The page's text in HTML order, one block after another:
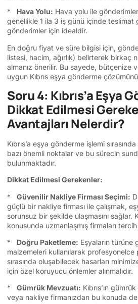
* Hava Yolu: Hava yolu ile
genellikle 1 ila 3 iş günü içinde teslimat
gönderimler için idealdir.
En doğru fiyat ve süre bilgisi için,
listesi, hacim, ağırlık) belirterek birkaç
almanız önerilir. Bu sayede, bütçenize
uygun Kıbrıs eşya gönderme
Soru 4: Kıbrıs’a Eşya
Dikkat Edilmesi
Avantajları Nelerdir?
Kıbrıs’a eşya gönderme işlemi
bazı önemli noktalar ve bu sürecin
bulunmaktadır.
Dikkat Edilmesi Gerekenler:
* Güvenilir Nakliye Firması Seçimi:
güçlü bir nakliye firması ile çalışmak,
sorunsuz bir şekilde ulaşmasını sağlar.
konusunda uzmanlaşmış firmaları
* Doğru Paketleme: Eşyaların türüne
malzemeleri kullanılarak profesyonelce
sırasında oluşabilecek hasarları
için özel koruyucu önlemler alınmalıdır.
* Gümrük Mevzuatı: Kıbrıs’ın
veya nakliye firmanızdan bu konuda